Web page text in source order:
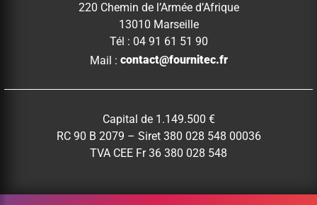
220 Chemin de l’Armée d’Afrique
13010 Marseille
Tél : 04 91 61 51 90
Mail : contact@fournitec.fr
Capital de 1.149.500 €
RC 90 B 2079 – Siret 380 028 548 00036
TVA CEE Fr 36 380 028 548